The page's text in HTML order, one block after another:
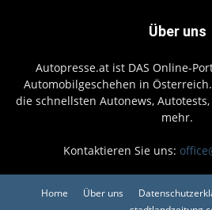
Über uns
Autopresse.at ist DAS Online-
Automobilgeschehen in
die schnellsten Autonews,
mehr.
Kontaktieren Sie uns:
Home Über uns